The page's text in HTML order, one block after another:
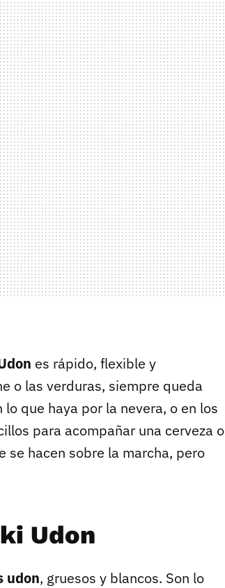
es rápido, flexible y
o las verduras, siempre queda
que haya por la nevera, o en los
para acompañar una cerveza o
se hacen sobre la marcha, pero
Udon
udon, gruesos y blancos. Son lo